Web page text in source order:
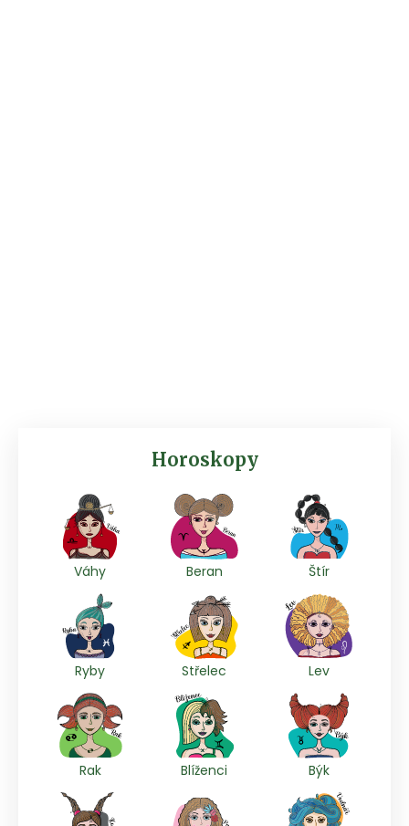
Horoskopy
Váhy Beran Štír
Ryby Střelec Lev
Rak Blíženci Býk